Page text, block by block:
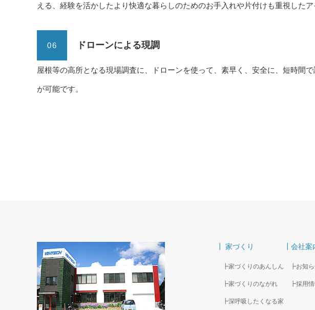
える、経験を活かしたより快適な暮らしのためのお手入れや片付けも重視した
06 ドローンによる現調
屋根等の高所となる現場調査に、ドローンを使って、素早く、安全に、短時間
が可能です。
┃ 家づくり
┣家づくりのあんしん
┣家づくりのながれ
┣深呼吸したくなる家
┃会社案
┣お知ら
┣採用情